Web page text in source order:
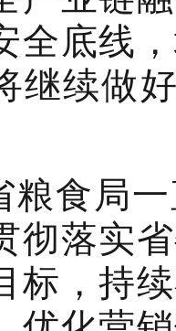
全底线
继续做
粮食局
彻落实
标，持